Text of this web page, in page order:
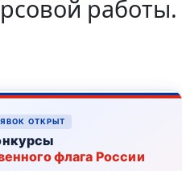
работы.
ОТКРЫТ
флага России